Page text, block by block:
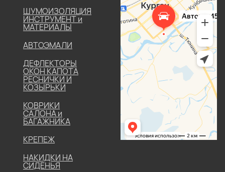
ШУМОИЗОЛЯЦИЯ
ИНСТРУМЕНТ и
МАТЕРИАЛЫ
АВТОЭМАЛИ
ДЕФЛЕКТОРЫ
ОКОН КАПОТА
РЕСНИЧКИ И
КОЗЫРЬКИ
КОВРИКИ
САЛОНА и
БАГАЖНИКА
КРЕПЕЖ
НАКИДКИ НА
СИДЕНЬЯ